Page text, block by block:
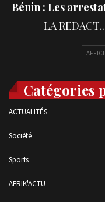
Bénin : Les
LA
Catégories
ACTUALITÉS
Société
Sports
AFRIK'ACTU